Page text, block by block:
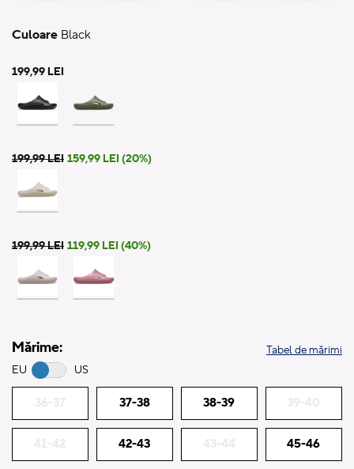
Culoare Black
199,99 LEI
199,99 LEI 159,99 LEI (20%)
199,99 LEI 119,99 LEI (40%)
Mărime:
EU US
Tabel de mărimi
36-37 37-38 38-39 39-40
41-42 42-43 43-44 45-46